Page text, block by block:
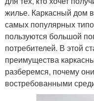
жилье. Каркасный дом
самых популярных
пользуются большой
потребителей. В этой
преимущества
разберемся, почему
востребованными